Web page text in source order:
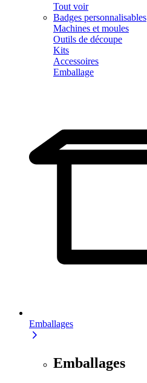
Tout voir
Badges personnalisables
Machines et moules
Outils de découpe
Kits
Accessoires
Emballage
Emballages
Emballages